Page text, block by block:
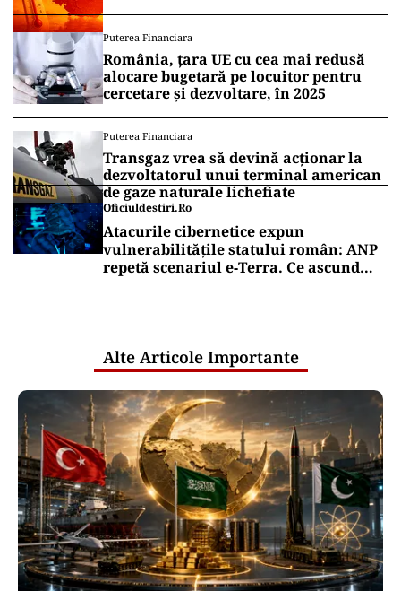
Puterea Financiara
România, țara UE cu cea mai redusă
alocare bugetară pe locuitor pentru
cercetare și dezvoltare, în 2025
Puterea Financiara
Transgaz vrea să devină acționar la
dezvoltatorul unui terminal american
de gaze naturale lichefiate
Oficiuldestiri.ro
Atacurile cibernetice expun
vulnerabilitățile statului român: ANP
repetă scenariul e‑Terra. Ce ascund
Alte Articole Importante